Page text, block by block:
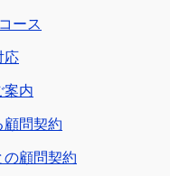
ース
応
案内
顧問契約
の顧問契約